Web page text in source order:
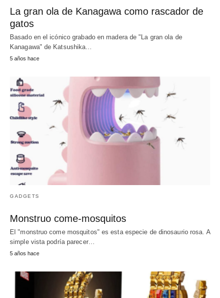
La gran ola de Kanagawa como rascador de
gatos
Basado en el icónico grabado en madera de "La gran ola de
Kanagawa" de Katsushika…
5 años hace
GADGETS
Monstruo come-mosquitos
El "monstruo come mosquitos" es esta especie de dinosaurio rosa. A
simple vista podría parecer…
5 años hace